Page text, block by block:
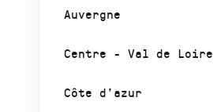
Auvergne
Centre - Val de Loire
Côte d’azur